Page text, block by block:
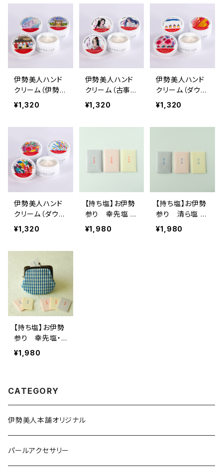
伊勢美人ハンド
クリーム（伊勢美
人本舗デザイン）
¥1,320
伊勢美人ハンド
クリーム（古事記
デザイン）
¥1,320
伊勢美人ハンド
クリーム（ダウン
ズタウンデザイン
¥1,320
伊勢美人ハンド
クリーム（ダウン
ズタウンデザイン
2）
¥1,320
【持ち塩】お伊勢
参り 幸先塩 6
個セット
¥1,980
【持ち塩】お伊勢
参り 清ら塩 6
個セット
¥1,980
【持ち塩】お伊勢
参り 幸先塩・
清ら塩 6個セッ
¥1,980
CATEGORY
伊勢美人本舗オリジナル
パールアクセサリー